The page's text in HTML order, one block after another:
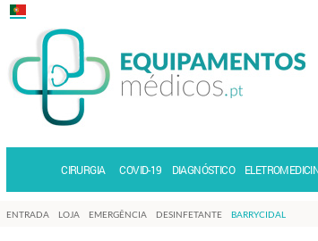
CIRURGIA COVID-19 DIAGNÓSTICO
ENTRADA LOJA EMERGÊNCIA DESINFETANTE BARRYCIDAL